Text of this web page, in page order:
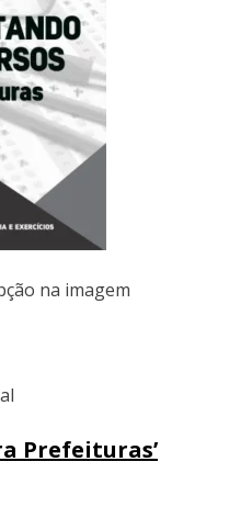
na imagem
Prefeituras’